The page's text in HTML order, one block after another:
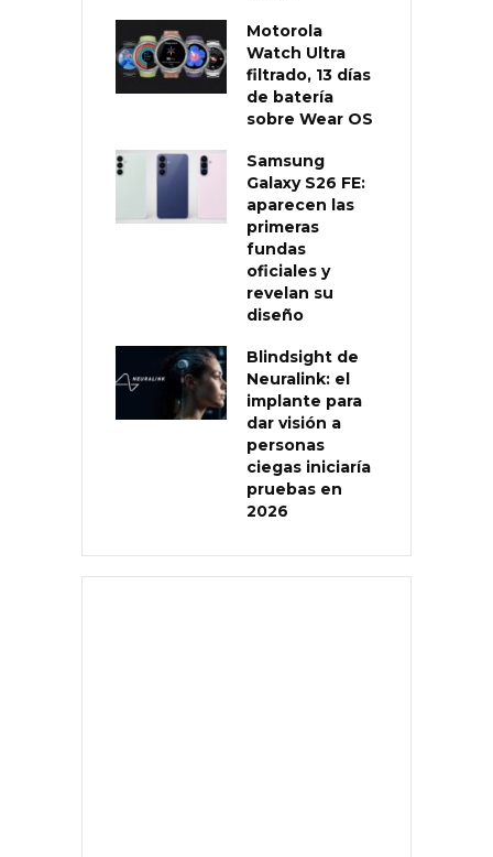
Motorola
Watch Ultra
filtrado, 13 días
de batería
sobre Wear OS
Samsung
Galaxy S26 FE:
aparecen las
primeras
fundas
oficiales y
revelan su
diseño
Blindsight de
Neuralink: el
implante para
dar visión a
personas
ciegas iniciaría
pruebas en
2026